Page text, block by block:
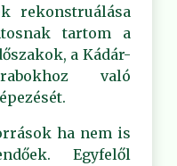
rekonstruálása
tartom a
a Kádár-
való
ha nem is
Egyfelől